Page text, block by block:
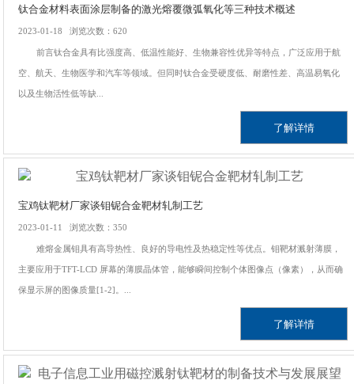
钛合金材料表面涂层制备的激光熔覆微弧氧化等三种技术概述
2023-01-18 浏览次数：620
前言钛合金具有比强度高、低温性能好、生物兼容性优异等特点，广泛应用于航
空、航天、生物医学和汽车等领域。但同时钛合金受硬度低、耐磨性差、高温易氧化
以及生物活性低等缺...
了解详情
宝鸡钛靶材厂家谈钼铌合金靶材轧制工艺
2023-01-11 浏览次数：350
难熔金属钼具有高导热性、良好的导电性及热稳定性等优点。钼靶材溅射薄膜，
主要应用于TFT-LCD 屏幕的薄膜晶体管，能够瞬间控制个体图像点（像素），从而确
保显示屏的图像质量[1-2]。...
了解详情